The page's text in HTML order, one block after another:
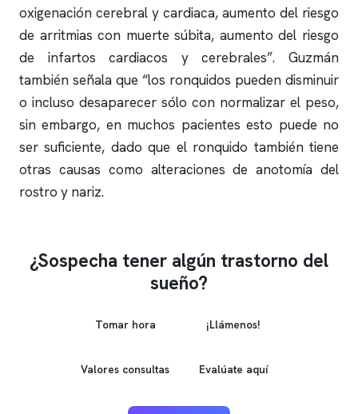
oxigenación cerebral y cardiaca, aumento del riesgo
de arritmias con muerte súbita, aumento del riesgo
de infartos cardiacos y cerebrales”. Guzmán
también señala que “los ronquidos pueden disminuir
o incluso desaparecer sólo con normalizar el peso,
sin embargo, en muchos pacientes esto puede no
ser suficiente, dado que el ronquido también tiene
otras causas como alteraciones de anotomía del
rostro y nariz.
¿Sospecha tener algún trastorno del
sueño?
Tomar hora ¡Llámenos!
Valores consultas Evalúate aquí